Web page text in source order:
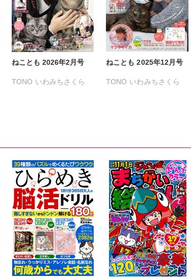
ねことも 2026年2月号
TONO いわみちさくら
なつき千穂 へうがけん
まつうらゆうこ めで鯛
ラクトいちご 鮎
永井くろ 九条友淀
熊沢楓
桑田乃梨子
佐々木史 若尾はるか
勝川ユミ 新子友子
水田ムゲン 杉作
曽根麻矢 竹本泉
渡辺ゆづる 猫原ねんず
ねことも 2025年12月号
TONO いわみちさくら
なつき千穂 へうがけん
まつうらゆうこ めで鯛
ラクトいちご 鮎
永井くろ 九条友淀
熊沢楓 桑田乃梨子
佐々木史 若尾はるか
勝川ユミ 新子友子
水田ムゲン 杉作
曽根麻矢 竹本泉
渡辺ゆづる 猫原ねんず